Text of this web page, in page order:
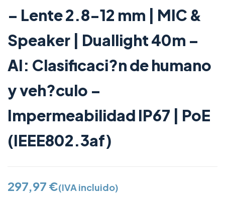
– Lente 2.8-12 mm | MIC &
Speaker | Duallight 40m –
AI: Clasificaci?n de humano
y veh?culo –
Impermeabilidad IP67 | PoE
(IEEE802.3af)
297,97 €(IVA incluido)